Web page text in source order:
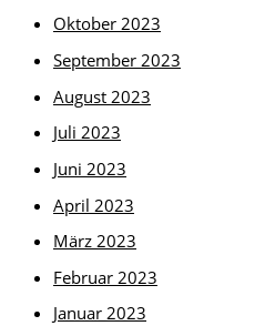
Oktober 2023
September 2023
August 2023
Juli 2023
Juni 2023
April 2023
März 2023
Februar 2023
Januar 2023